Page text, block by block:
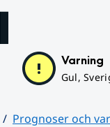
Varning
Gul,
Prognoser och